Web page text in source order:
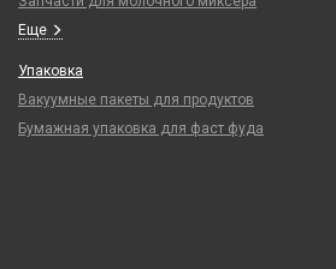
Еще
Упаковка
Вакуумные пакеты для продуктов
Бумажная упаковка для фаст фуда